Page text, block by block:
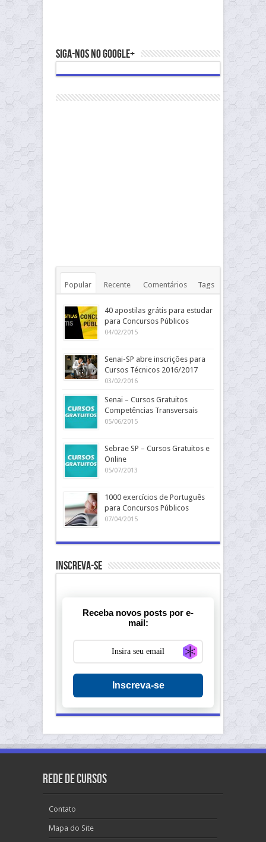
Siga-nos no Google+
Popular Recente Comentários Tags
40 apostilas grátis para estudar
para Concursos Públicos
04/02/2015
Senai-SP abre inscrições para
Cursos Técnicos 2016/2017
03/02/2016
Senai – Cursos Gratuitos
Competências Transversais
05/06/2015
Sebrae SP – Cursos Gratuitos e
Online
05/07/2013
1000 exercícios de Português
para Concursos Públicos
07/04/2015
Inscreva-se
Receba novos posts por e-
mail:
Generate new
Inscreva-se
Rede de Cursos
Contato
Mapa do Site